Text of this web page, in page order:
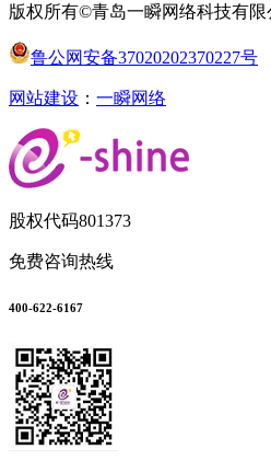
版权所有©青岛一瞬网络科技有限
鲁公网安备37020202370227号
网站建设 ： 一瞬网络
股权代码801373
免费咨询热线
400-622-6167